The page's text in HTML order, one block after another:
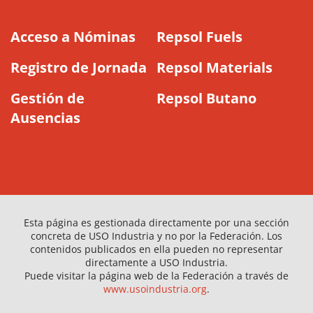
Acceso a Nóminas
Registro de Jornada
Gestión de
Ausencias
Repsol Fuels
Repsol Materials
Repsol Butano
Esta página es gestionada directamente por una sección
concreta de USO Industria y no por la Federación. Los
contenidos publicados en ella pueden no representar
directamente a USO Industria.
Puede visitar la página web de la Federación a través de
www.usoindustria.org.